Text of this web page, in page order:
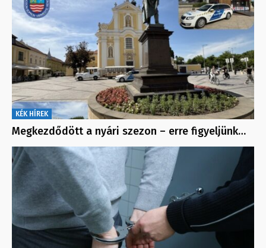
KÉK HÍREK
Megkezdődött a nyári szezon – erre figyeljünk…